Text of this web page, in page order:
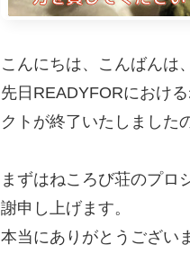
こんにちは、こんばんは
先日READYFORにおけ
クトが終了いたしました
まずはねころび荘のプロ
謝申し上げます。
本当にありがとうござい